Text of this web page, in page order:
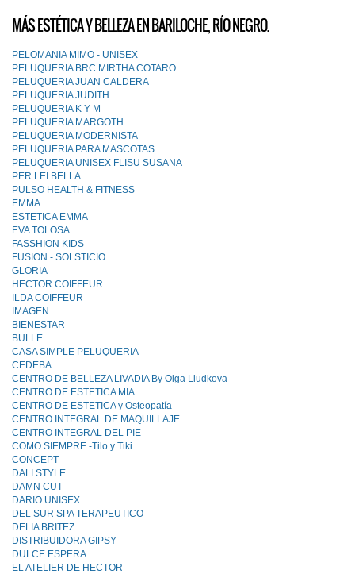
MÁS ESTÉTICA Y BELLEZA EN BARILOCHE, RÍO NEGRO.
PELOMANIA MIMO - UNISEX
PELUQUERIA BRC MIRTHA COTARO
PELUQUERIA JUAN CALDERA
PELUQUERIA JUDITH
PELUQUERIA K Y M
PELUQUERIA MARGOTH
PELUQUERIA MODERNISTA
PELUQUERIA PARA MASCOTAS
PELUQUERIA UNISEX FLISU SUSANA
PER LEI BELLA
PULSO HEALTH & FITNESS
EMMA
ESTETICA EMMA
EVA TOLOSA
FASSHION KIDS
FUSION - SOLSTICIO
GLORIA
HECTOR COIFFEUR
ILDA COIFFEUR
IMAGEN
BIENESTAR
BULLE
CASA SIMPLE PELUQUERIA
CEDEBA
CENTRO DE BELLEZA LIVADIA By Olga Liudkova
CENTRO DE ESTETICA MIA
CENTRO DE ESTETICA y Osteopatía
CENTRO INTEGRAL DE MAQUILLAJE
CENTRO INTEGRAL DEL PIE
COMO SIEMPRE -Tilo y Tiki
CONCEPT
DALI STYLE
DAMN CUT
DARIO UNISEX
DEL SUR SPA TERAPEUTICO
DELIA BRITEZ
DISTRIBUIDORA GIPSY
DULCE ESPERA
EL ATELIER DE HECTOR